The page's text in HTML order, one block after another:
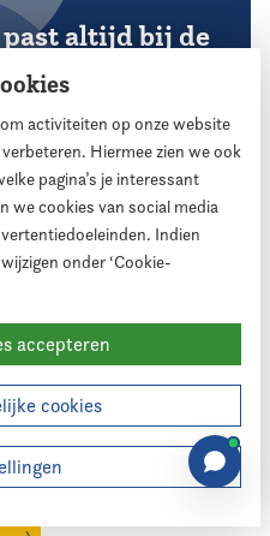
altijd bij de
(118)
(34)
& toezicht (153)
activiteiten op onze website
Hiermee zien we ook
pagina’s je interessant
we cookies van social media
Indien
onder ‘Cookie-
accepteren
cookies